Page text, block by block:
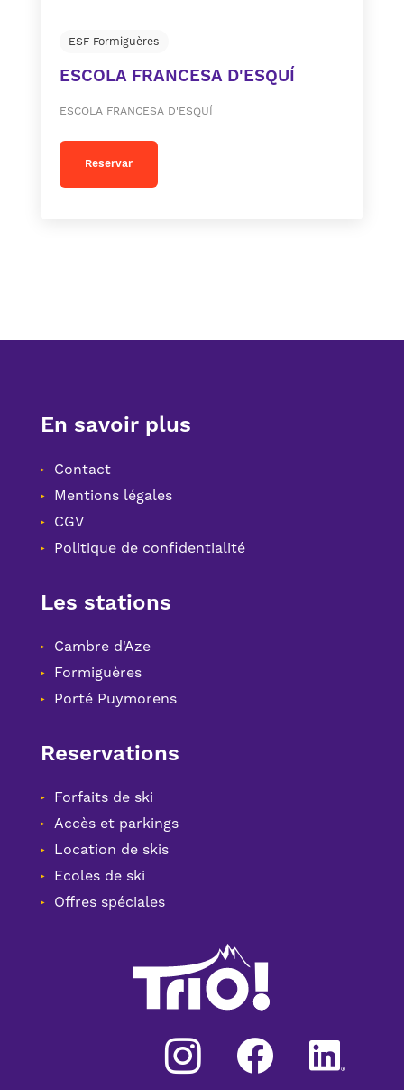
ESF Formiguères
ESCOLA FRANCESA D'ESQUÍ
ESCOLA FRANCESA D'ESQUÍ
Reservar
En savoir plus
Contact
Mentions légales
CGV
Politique de confidentialité
Les stations
Cambre d'Aze
Formiguères
Porté Puymorens
Reservations
Forfaits de ski
Accès et parkings
Location de skis
Ecoles de ski
Offres spéciales